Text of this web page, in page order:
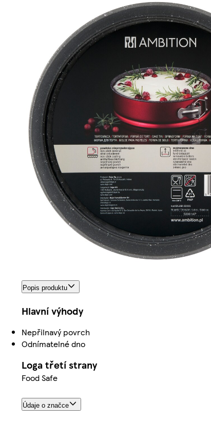
Popis produktu
Hlavní výhody
Nepřilnavý povrch
Odnímatelné dno
Loga třetí strany
Food Safe
Údaje o značce